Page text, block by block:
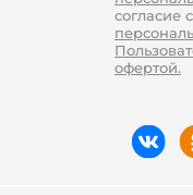
согласие с
офертой.